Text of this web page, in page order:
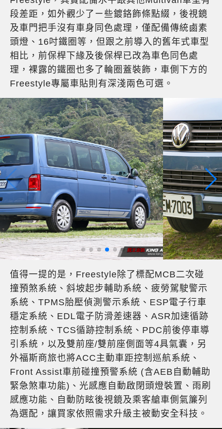
段差距，如外觀少了ㄧ些鍍鉻飾條點綴，後視鏡
及車門把手沒有車身同色處理，僅配備傳統鹵素
頭燈、16吋鐵圈等，但跟之前導入的舊年式車型
相比，前保桿下緣及後保桿已改為車色同色處
理，裸露的鐵圈也多了輪圈蓋裝飾，車側下方的
Freestyle專屬車貼則有深淺兩色可選。
值得一提的是，Freestyle除了標配MCB二次碰
撞預煞系統、斜坡起步輔助系統、疲勞駕駛警示
系統、TPMS胎壓偵測警示系統、ESP電子行車
穩定系統、EDL電子防滑差速器、ASR加速循跡
控制系統、TCS循跡控制系統、PDC前後停車導
引系統，以及雙前座/雙前座側面等4具氣囊，另
外福斯商旅也將ACC主動車距控制巡航系統、
Front Assist車前碰撞預警系統 (含AEB自動輔助
緊急煞車功能)、光感應自動啟閉頭燈裝置、雨刷
感應功能、自動防眩後視鏡及乘客艙車側氣簾列
為選配，讓買家依照需求升級主被動安全科技。